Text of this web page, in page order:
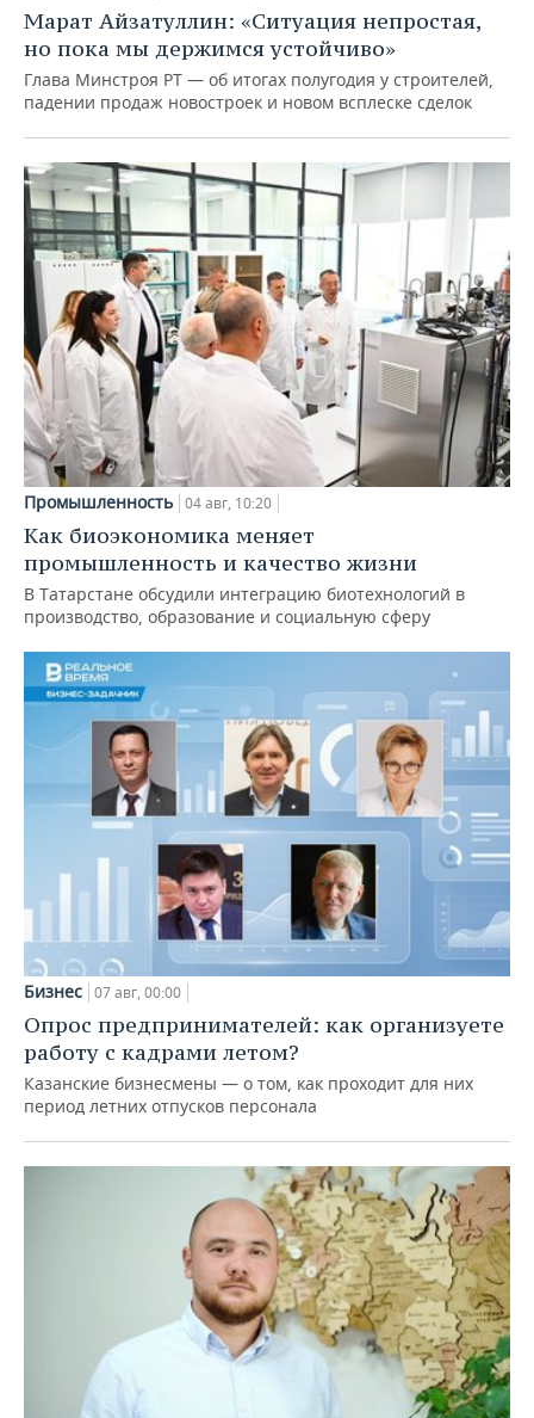
Марат Айзатуллин: «Ситуация непростая,
но пока мы держимся устойчиво»
Глава Минстроя РТ — об итогах полугодия у строителей,
падении продаж новостроек и новом всплеске сделок
Промышленность 04 авг, 10:20
Как биоэкономика меняет
промышленность и качество жизни
В Татарстане обсудили интеграцию биотехнологий в
производство, образование и социальную сферу
Бизнес 07 авг, 00:00
Опрос предпринимателей: как организуете
работу с кадрами летом?
Казанские бизнесмены — о том, как проходит для них
период летних отпусков персонала